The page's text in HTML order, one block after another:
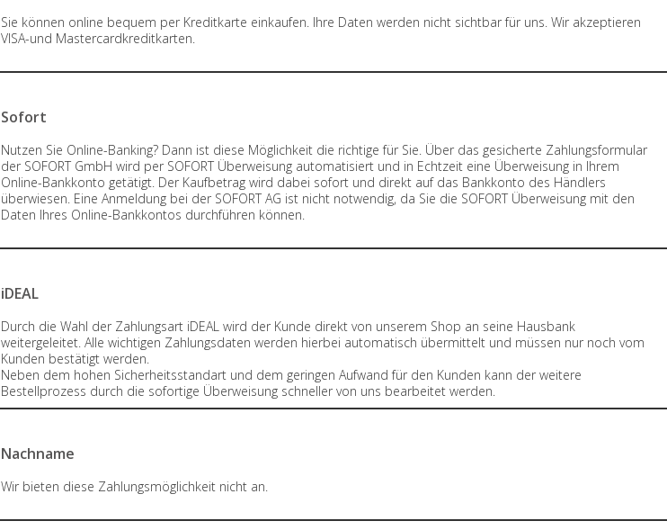
Sie können online bequem per Kreditkarte einkaufen. Ihre Daten werden nicht sichtbar für uns. Wir akzeptieren
VISA-und Mastercardkreditkarten.
Sofort
Nutzen Sie Online-Banking? Dann ist diese Möglichkeit die richtige für Sie. Über das gesicherte Zahlungsformular
der SOFORT GmbH wird per SOFORT Überweisung automatisiert und in Echtzeit eine Überweisung in Ihrem
Online-Bankkonto getätigt. Der Kaufbetrag wird dabei sofort und direkt auf das Bankkonto des Händlers
überwiesen. Eine Anmeldung bei der SOFORT AG ist nicht notwendig, da Sie die SOFORT Überweisung mit den
Daten Ihres Online-Bankkontos durchführen können.
iDEAL
Durch die Wahl der Zahlungsart iDEAL wird der Kunde direkt von unserem Shop an seine Hausbank
weitergeleitet. Alle wichtigen Zahlungsdaten werden hierbei automatisch übermittelt und müssen nur noch vom
Kunden bestätigt werden.
Neben dem hohen Sicherheitsstandart und dem geringen Aufwand für den Kunden kann der weitere
Bestellprozess durch die sofortige Überweisung schneller von uns bearbeitet werden.
Nachname
Wir bieten diese Zahlungsmöglichkeit nicht an.